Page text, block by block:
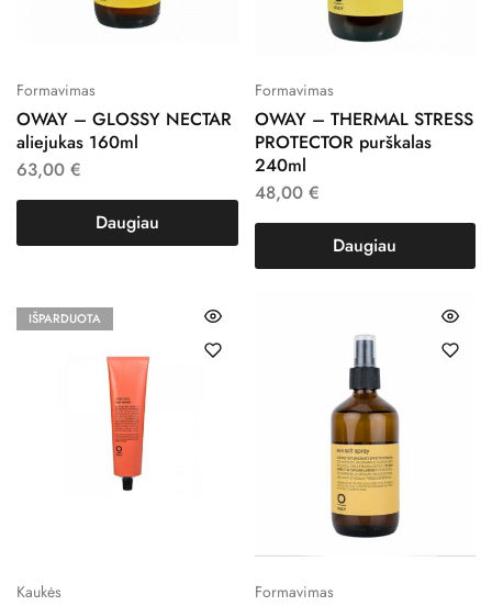
Formavimas
OWAY – GLOSSY NECTAR
aliejukas 160ml
63,00 €
Daugiau
Formavimas
OWAY – THERMAL STRESS
PROTECTOR purškalas
240ml
48,00 €
Daugiau
IŠPARDUOTA
Kaukės Formavimas